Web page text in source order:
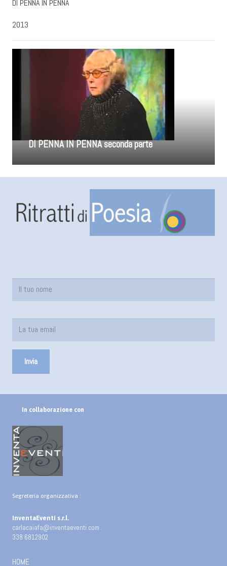
DI PENNA IN PENNA
2013
DI PENNA IN PENNA seconda parte
In collaborazione con
Segreteria organizzativa :
InventaEventi s.r.l.
carlacaiafa@inventaeventi.com
338 6812902
HOME